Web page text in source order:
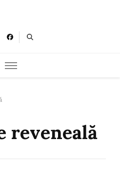
reveneală